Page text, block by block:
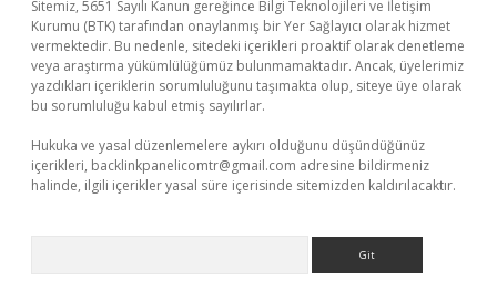
Sitemiz, 5651 Sayılı Kanun gereğince Bilgi Teknolojileri ve İletişim
Kurumu (BTK) tarafından onaylanmış bir Yer Sağlayıcı olarak hizmet
vermektedir. Bu nedenle, sitedeki içerikleri proaktif olarak denetleme
veya araştırma yükümlülüğümüz bulunmamaktadır. Ancak, üyelerimiz
yazdıkları içeriklerin sorumluluğunu taşımakta olup, siteye üye olarak
bu sorumluluğu kabul etmiş sayılırlar.
Hukuka ve yasal düzenlemelere aykırı olduğunu düşündüğünüz
içerikleri, backlinkpanelicomtr@gmail.com adresine bildirmeniz
halinde, ilgili içerikler yasal süre içerisinde sitemizden kaldırılacaktır.